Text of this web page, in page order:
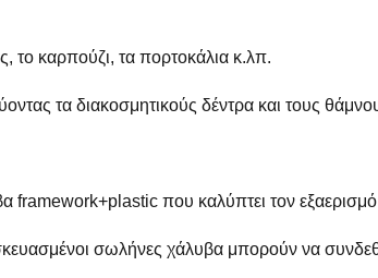
το καρπούζι, τα πορτοκάλια κ.λπ.
τα διακοσμητικούς δέντρα και τους
framework+plastic που καλύπτει τον
σωλήνες χάλυβα μπορούν να